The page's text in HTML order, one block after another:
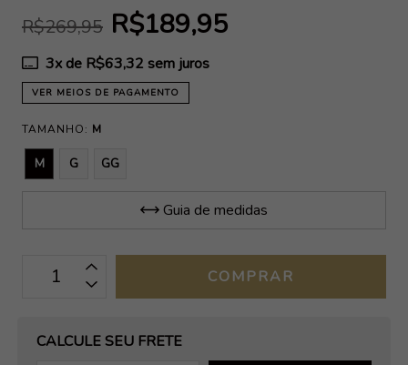
R$269,95 R$189,95
3x de R$63,32 sem juros
VER MEIOS DE PAGAMENTO
TAMANHO: M
M G GG
Guia de medidas
OPÇÕES DE FRETE
CALCULE SEU FRETE